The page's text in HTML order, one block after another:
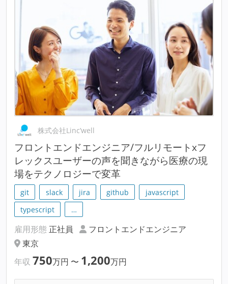
株式会社Linc’well
フロントエンドエンジニア/フルリモートxフ
レックスユーザーの声を聞きながら医療の現
場をテクノロジーで変革
git slack jira github
javascript
typescript
…
雇用形態 正社員
フロントエンドエンジニア
東京
年収 750万円 〜 1,200万円